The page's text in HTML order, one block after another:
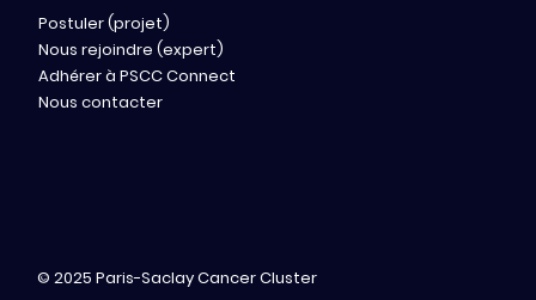
Postuler (projet)
Nous rejoindre (expert)
Adhérer à PSCC Connect
Nous contacter
© 2025 Paris-Saclay Cancer Cluster